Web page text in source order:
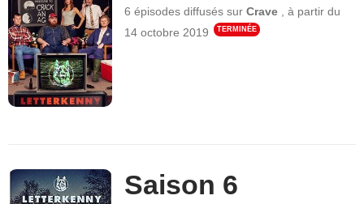
6 épisodes diffusés surCrave ,à partir du
14 octobre 2019
TERMINÉE
Saison 6